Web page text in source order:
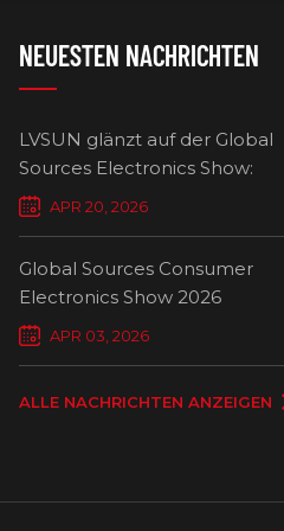
NEUESTEN NACHRICHTEN
LVSUN glänzt auf der Global
Sources Electronics Show:
Mehrfach-Ladegeräte setzen
Maßstäbe für intelligentes
APR 20, 2026
Global Sources Consumer
Electronics Show 2026
APR 03, 2026
ALLE NACHRICHTEN ANZEIGEN